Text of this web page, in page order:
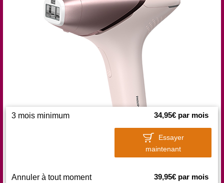
3 mois minimum 34,95€ par mois
Essayer
maintenant
Annuler à tout moment 39,95€ par mois